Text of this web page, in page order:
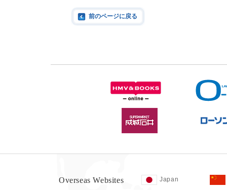
前のページに戻る
Overseas Websites Japan